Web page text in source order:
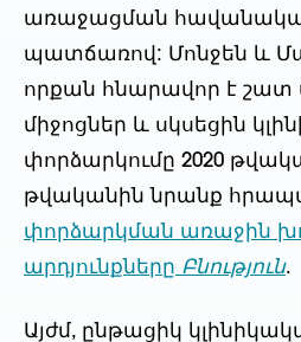
առաջացման
պատճառով: Մոնջեն և
որքան հնարավոր է
միջոցներ և սկսեցին
փորձարկումը 2020
թվականին նրանք
փորձարկման առաջին
արդյունքները Բնություն.
Այժմ, ընթացիկ